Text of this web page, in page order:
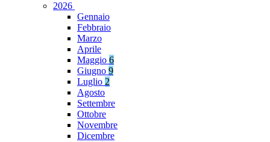
2026
Gennaio
Febbraio
Marzo
Aprile
Maggio 6
Giugno 9
Luglio 2
Agosto
Settembre
Ottobre
Novembre
Dicembre